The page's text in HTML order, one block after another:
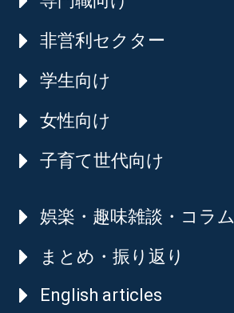
非営利セクター
学生向け
女性向け
子育て世代向け
娯楽・趣味雑談・コラム
まとめ・振り返り
English articles